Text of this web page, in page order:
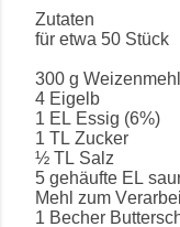
Zutaten
für etwa 50 Stück
300 g Weizenmehl
4 Eigelb
1 EL Essig (6%)
1 TL Zucker
½ TL Salz
5 gehäufte EL
Mehl zum
1 Becher